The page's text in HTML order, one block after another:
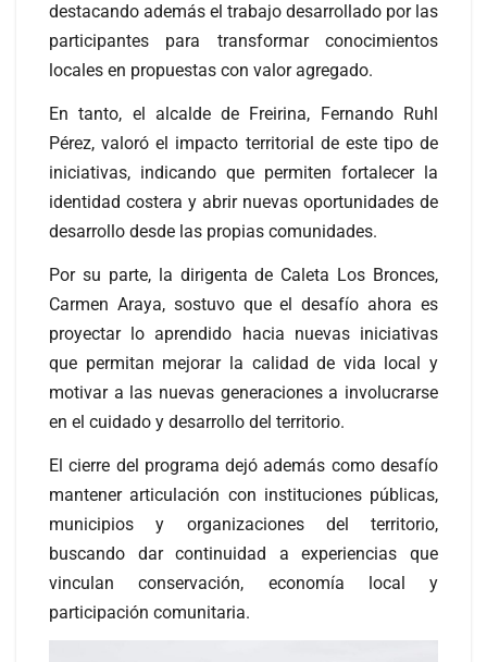
destacando además el trabajo desarrollado por las
participantes para transformar conocimientos
locales en propuestas con valor agregado.
En tanto, el alcalde de Freirina, Fernando Ruhl
Pérez, valoró el impacto territorial de este tipo de
iniciativas, indicando que permiten fortalecer la
identidad costera y abrir nuevas oportunidades de
desarrollo desde las propias comunidades.
Por su parte, la dirigenta de Caleta Los Bronces,
Carmen Araya, sostuvo que el desafío ahora es
proyectar lo aprendido hacia nuevas iniciativas
que permitan mejorar la calidad de vida local y
motivar a las nuevas generaciones a involucrarse
en el cuidado y desarrollo del territorio.
El cierre del programa dejó además como desafío
mantener articulación con instituciones públicas,
municipios y organizaciones del territorio,
buscando dar continuidad a experiencias que
vinculan conservación, economía local y
participación comunitaria.